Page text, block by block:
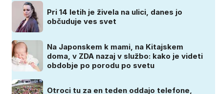
Pri 14 letih je živela na ulici, danes jo
občuduje ves svet
Na Japonskem k mami, na Kitajskem
doma, v ZDA nazaj v službo: kako je videti
obdobje po porodu po svetu
Otroci tu za en teden oddajo telefone,